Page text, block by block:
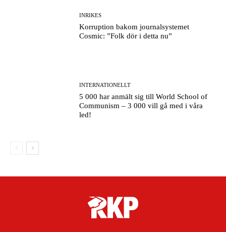
INRIKES
Korruption bakom journalsystemet
Cosmic: ”Folk dör i detta nu”
INTERNATIONELLT
5 000 har anmält sig till World School of
Communism – 3 000 vill gå med i våra
led!